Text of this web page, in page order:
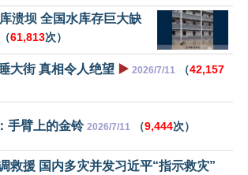
溃坝 全国水库存巨大缺
（61,813次）
大街 真相令人绝望 ▶️ 2026/7/11 （42,157
手臂上的金铃 2026/7/11 （9,444次）
救援 国内多灾并发习近平“指示救灾”